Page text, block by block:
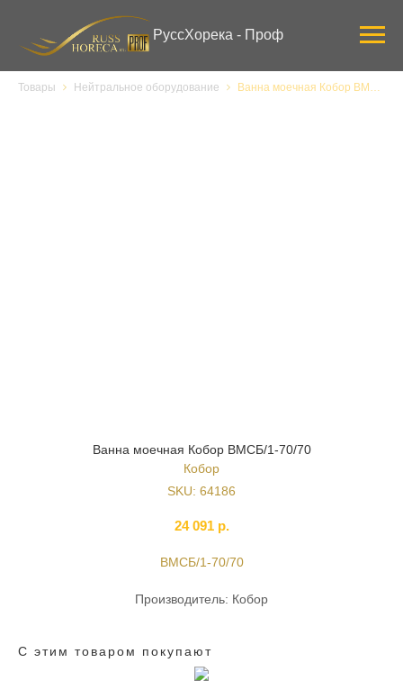
РуссХорека - Проф
Товары Нейтральное оборудование Ванна моечная Кобор ВМСБ/1-70/70
Ванна моечная Кобор ВМСБ/1-70/70
Кобор
SKU: 64186
24 091 р.
ВМСБ/1-70/70
Производитель: Кобор
С этим товаром покупают